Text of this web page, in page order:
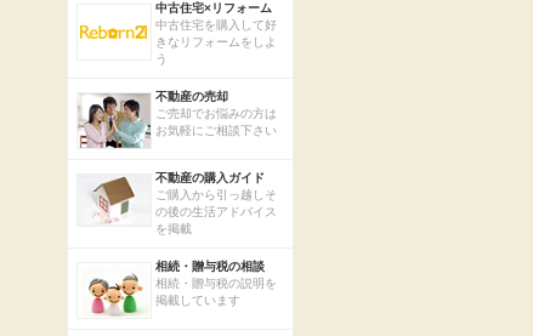
中古住宅×リフォーム
中古住宅を購入して好
きなリフォームをしよ
う
不動産の売却
ご売却でお悩みの方は
お気軽にご相談下さい
不動産の購入ガイド
ご購入から引っ越しそ
の後の生活アドバイス
を掲載
相続・贈与税の相談
相続・贈与税の説明を
掲載しています